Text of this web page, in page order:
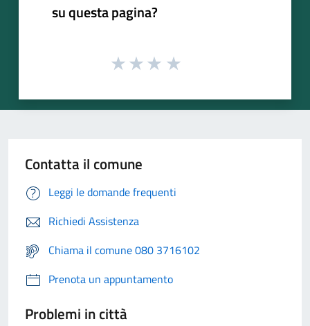
su questa pagina?
Contatta il comune
Leggi le domande frequenti
Richiedi Assistenza
Chiama il comune 080 3716102
Prenota un appuntamento
Problemi in città